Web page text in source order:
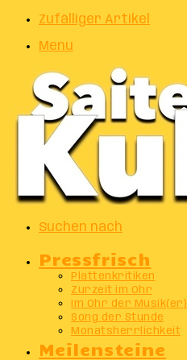
Zufälliger Artikel
Menu
Suchen nach
Pressfrisch
Plattenkritiken
Zurzeit im Ohr
Im Ohr der Musik(er)
Song der Stunde
Monatsherrlichkeit
Meilensteine